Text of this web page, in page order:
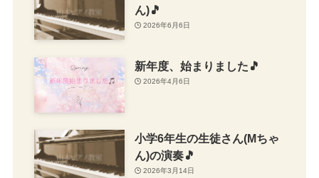
ん)🎵
2026年6月6日
新年度、始まりました🎵
2026年4月6日
小学6年生の生徒さん(Mちゃ
ん)の演奏🎵
2026年3月14日